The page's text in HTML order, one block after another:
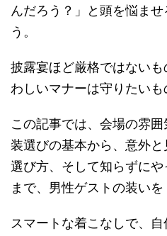
んだろう？」と頭を悩ま
う。
披露宴ほど厳格ではない
わしいマナーは守りたいも
この記事では、会場の雰
装選びの基本から、意外
選び方、そして知らずに
まで、男性ゲストの装いを
スマートな着こなしで、